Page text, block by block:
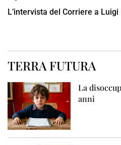
L’intervista del Corriere a Luigi
TERRA FUTURA
La
anni